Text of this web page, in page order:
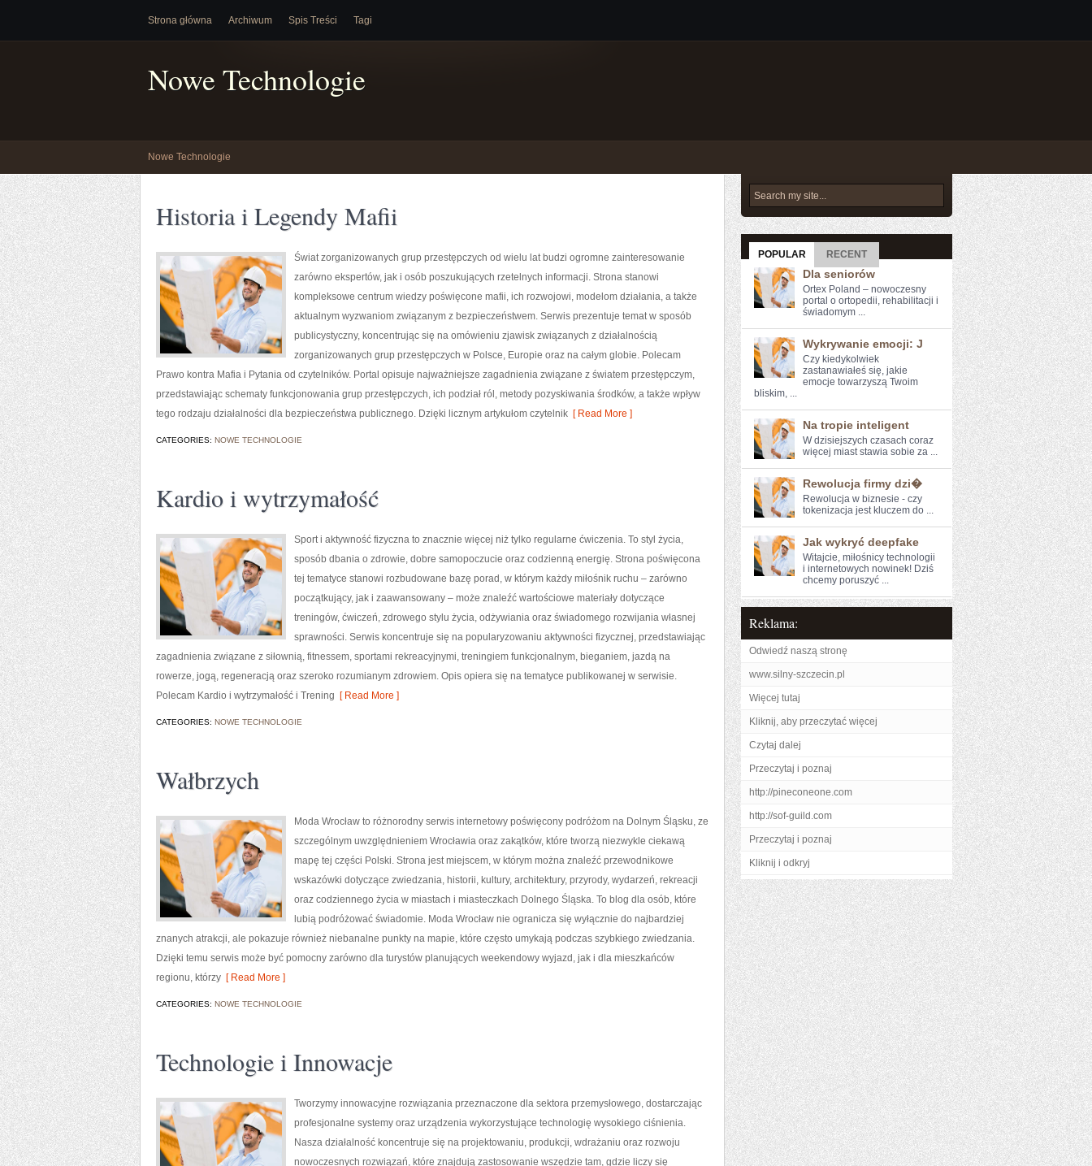
Strona główna Archiwum Spis Treści Tagi
Nowe Technologie
Nowe Technologie
Historia i Legendy Mafii
Świat zorganizowanych grup przestępczych od wielu lat budzi ogromne zainteresowanie
zarówno ekspertów, jak i osób poszukujących rzetelnych informacji. Strona stanowi
kompleksowe centrum wiedzy poświęcone mafii, ich rozwojowi, modelom działania, a także
aktualnym wyzwaniom związanym z bezpieczeństwem. Serwis prezentuje temat w sposób
publicystyczny, koncentrując się na omówieniu zjawisk związanych z działalnością
zorganizowanych grup przestępczych w Polsce, Europie oraz na całym globie. Polecam
Prawo kontra Mafia i Pytania od czytelników. Portal opisuje najważniejsze zagadnienia związane z światem przestępczym,
przedstawiając schematy funkcjonowania grup przestępczych, ich podział ról, metody pozyskiwania środków, a także wpływ
tego rodzaju działalności dla bezpieczeństwa publicznego. Dzięki licznym artykułom czytelnik [ Read More ]
CATEGORIES: NOWE TECHNOLOGIE
Kardio i wytrzymałość
Sport i aktywność fizyczna to znacznie więcej niż tylko regularne ćwiczenia. To styl życia,
sposób dbania o zdrowie, dobre samopoczucie oraz codzienną energię. Strona poświęcona
tej tematyce stanowi rozbudowane bazę porad, w którym każdy miłośnik ruchu – zarówno
początkujący, jak i zaawansowany – może znaleźć wartościowe materiały dotyczące
treningów, ćwiczeń, zdrowego stylu życia, odżywiania oraz świadomego rozwijania własnej
sprawności. Serwis koncentruje się na popularyzowaniu aktywności fizycznej, przedstawiając
zagadnienia związane z siłownią, fitnessem, sportami rekreacyjnymi, treningiem funkcjonalnym, bieganiem, jazdą na
rowerze, jogą, regeneracją oraz szeroko rozumianym zdrowiem. Opis opiera się na tematyce publikowanej w serwisie.
Polecam Kardio i wytrzymałość i Trening [ Read More ]
CATEGORIES: NOWE TECHNOLOGIE
Wałbrzych
Moda Wrocław to różnorodny serwis internetowy poświęcony podróżom na Dolnym Śląsku, ze
szczególnym uwzględnieniem Wrocławia oraz zakątków, które tworzą niezwykle ciekawą
mapę tej części Polski. Strona jest miejscem, w którym można znaleźć przewodnikowe
wskazówki dotyczące zwiedzania, historii, kultury, architektury, przyrody, wydarzeń, rekreacji
oraz codziennego życia w miastach i miasteczkach Dolnego Śląska. To blog dla osób, które
lubią podróżować świadomie. Moda Wrocław nie ogranicza się wyłącznie do najbardziej
znanych atrakcji, ale pokazuje również niebanalne punkty na mapie, które często umykają podczas szybkiego zwiedzania.
Dzięki temu serwis może być pomocny zarówno dla turystów planujących weekendowy wyjazd, jak i dla mieszkańców
regionu, którzy [ Read More ]
CATEGORIES: NOWE TECHNOLOGIE
Technologie i Innowacje
Tworzymy innowacyjne rozwiązania przeznaczone dla sektora przemysłowego, dostarczając
profesjonalne systemy oraz urządzenia wykorzystujące technologię wysokiego ciśnienia.
Nasza działalność koncentruje się na projektowaniu, produkcji, wdrażaniu oraz rozwoju
nowoczesnych rozwiązań, które znajdują zastosowanie wszędzie tam, gdzie liczy się
POPULAR RECENT
Dla seniorów
Ortex Poland – nowoczesny
portal o ortopedii, rehabilitacji i
świadomym ...
Wykrywanie emocji: J
Czy kiedykolwiek
zastanawiałeś się, jakie
emocje towarzyszą Twoim
bliskim, ...
Na tropie inteligent
W dzisiejszych czasach coraz⁤
więcej miast stawia sobie⁣ za ...
Rewolucja firmy dzi�
Rewolucja w biznesie - czy
tokenizacja jest kluczem do‍ ...
Jak wykryć deepfake
Witajcie, miłośnicy technologii
i internetowych nowinek! Dziś
chcemy ​poruszyć ...
Reklama:
Odwiedź naszą stronę
www.silny-szczecin.pl
Więcej tutaj
Kliknij, aby przeczytać więcej
Czytaj dalej
Przeczytaj i poznaj
http://pineconeone.com
http://sof-guild.com
Przeczytaj i poznaj
Kliknij i odkryj